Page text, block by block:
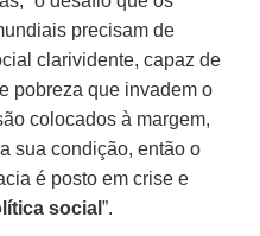
precisam de
clarividente, capaz de
pobreza que invadem o
colocados à margem,
sua condição, então o
é posto em crise e
social”.